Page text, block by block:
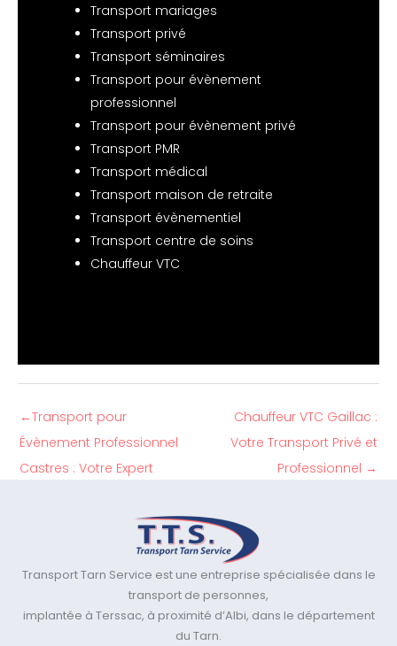
Transport mariages
Transport privé
Transport séminaires
Transport pour évènement
professionnel
Transport pour évènement privé
Transport PMR
Transport médical
Transport maison de retraite
Transport évènementiel
Transport centre de soins
Chauffeur VTC
←Transport pour
Évènement Professionnel
Castres : Votre Expert
Chauffeur VTC Gaillac :
Votre Transport Privé et
Professionnel →
Transport Tarn Service est une entreprise spécialisée dans le
transport de personnes,
implantée à Terssac, à proximité d’Albi, dans le département
du Tarn.